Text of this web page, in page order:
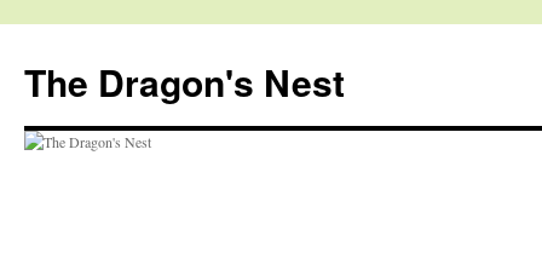
The Dragon's Nest